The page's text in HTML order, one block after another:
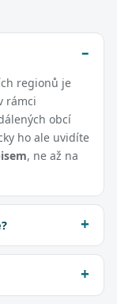
regionů je
rámci
obcí
ho ale uvidíte
, ne až na